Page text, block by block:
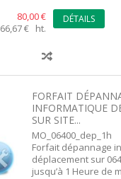
80,00 €
66,67 € ht.
DÉTAILS
FORFAIT
INFORMATIQUE
SUR SITE...
MO_06400_dep_1h
Forfait dépannage
déplacement sur
jusqu’à 1 Heure de